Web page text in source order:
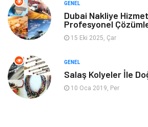
Genel Kültür
Ev İşleri
Mobilya
Astroloji
GENEL
Dubai Nakliye
Profesyonel
15 Eki 2025, Çar
GENEL
Salaş Kolyeler İle
10 Oca 2019, Per